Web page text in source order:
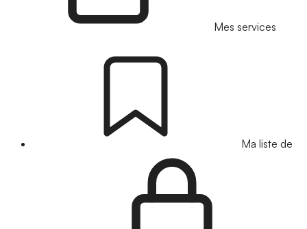
Mes services
Ma liste de